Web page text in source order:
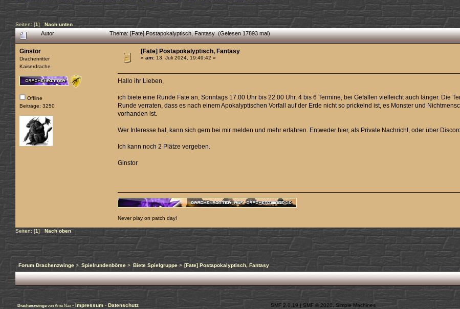
Seiten: [1] Nach unten
Autor Thema: [Fate] Postapokalyptisch, Fantasy (Gelesen 17893 mal)
Ginstor
Drachenritter
Kaiserdrache
Offline
Beiträge: 3250
[Fate] Postapokalyptisch, Fantasy
«am: 13. Juli 2024, 19:49:42 »
Hallo ihr Lieben,
ich biete eine Runde Fate an, Sonntags 17.00 Uhr bis 22.00 Uhr, 4 bis 6 Termine, bei Gefallen vielleicht auch länger. Die
Runde verraten, dass es nach einem Apokalyptischen Vorfall auf der Erde nicht so prickelnd ist, es Monster und
vorhanden ist.
Wer Interesse hat, kann sich gern bei mir melden und mehr erfahren. Entweder hier, als Private Nachricht, oder über
Ich kann noch 2 Plätze vergeben.
Ginstor
Never play on patch day!
Seiten: [1] Nach oben
Forum Drachenzwinge > Spielrundenbörse> Biete Spielgruppe> [Fate] Postapokalyptisch, Fantasy
Drachenzwinge von Arne Nax - Impressum - Datenschutz SMF 2.0.19 | SMF © 2020 Simple Machines